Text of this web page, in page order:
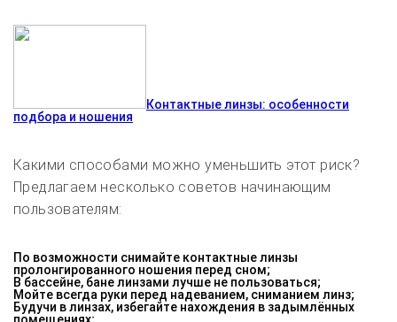
Контактные линзы: особенности
подбора и ношения
Какими способами можно уменьшить этот риск?
Предлагаем несколько советов начинающим
пользователям:
По возможности снимайте контактные линзы
пролонгированного ношения перед сном;
В бассейне, бане линзами лучше не пользоваться;
Мойте всегда руки перед надеванием, сниманием линз;
Будучи в линзах, избегайте нахождения в задымлённых